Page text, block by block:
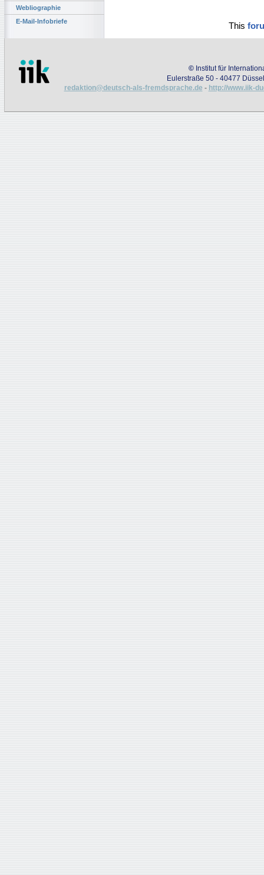
Webliographie
E-Mail-Infobriefe
This
© Institut für
Eulerstraße 50 - 40477
redaktion@deutsch-als-fremdsprache.de - http://www.iik-